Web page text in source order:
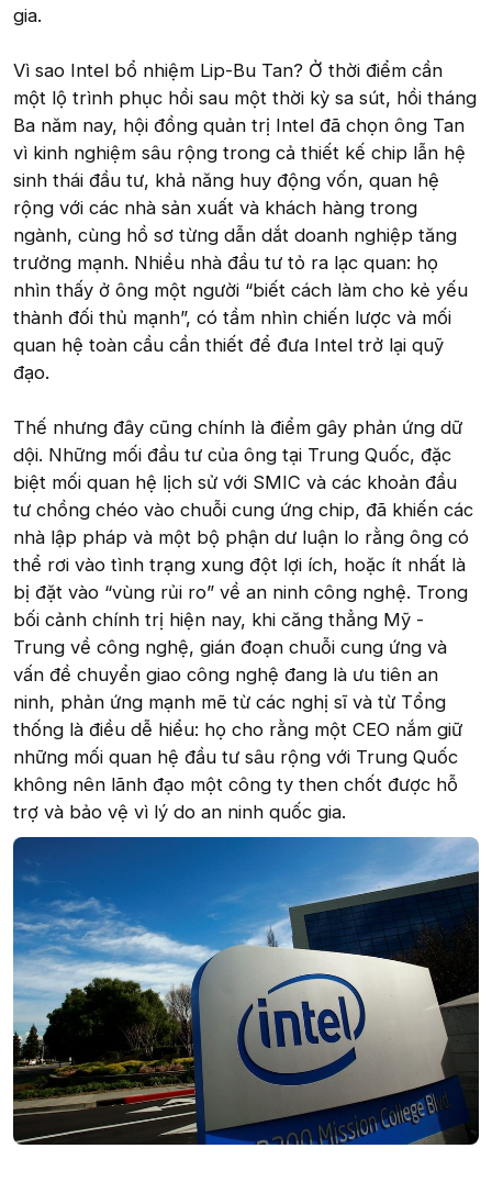
gia.
Vì sao Intel bổ nhiệm Lip-Bu Tan? Ở thời điểm cần
một lộ trình phục hồi sau một thời kỳ sa sút, hồi tháng
Ba năm nay, hội đồng quản trị Intel đã chọn ông Tan
vì kinh nghiệm sâu rộng trong cả thiết kế chip lẫn hệ
sinh thái đầu tư, khả năng huy động vốn, quan hệ
rộng với các nhà sản xuất và khách hàng trong
ngành, cùng hồ sơ từng dẫn dắt doanh nghiệp tăng
trưởng mạnh. Nhiều nhà đầu tư tỏ ra lạc quan: họ
nhìn thấy ở ông một người “biết cách làm cho kẻ yếu
thành đối thủ mạnh”, có tầm nhìn chiến lược và mối
quan hệ toàn cầu cần thiết để đưa Intel trở lại quỹ
đạo.
Thế nhưng đây cũng chính là điểm gây phản ứng dữ
dội. Những mối đầu tư của ông tại Trung Quốc, đặc
biệt mối quan hệ lịch sử với SMIC và các khoản đầu
tư chồng chéo vào chuỗi cung ứng chip, đã khiến các
nhà lập pháp và một bộ phận dư luận lo rằng ông có
thể rơi vào tình trạng xung đột lợi ích, hoặc ít nhất là
bị đặt vào “vùng rủi ro” về an ninh công nghệ. Trong
bối cảnh chính trị hiện nay, khi căng thẳng Mỹ -
Trung về công nghệ, gián đoạn chuỗi cung ứng và
vấn đề chuyển giao công nghệ đang là ưu tiên an
ninh, phản ứng mạnh mẽ từ các nghị sĩ và từ Tổng
thống là điều dễ hiểu: họ cho rằng một CEO nắm giữ
những mối quan hệ đầu tư sâu rộng với Trung Quốc
không nên lãnh đạo một công ty then chốt được hỗ
trợ và bảo vệ vì lý do an ninh quốc gia.